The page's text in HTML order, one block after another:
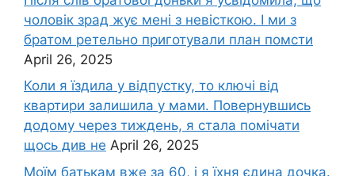
чоловік зpад жує мені з невісткою. І ми з
братом ретельно приготували план помсти
April 26, 2025
Коли я їздила у відпустку, то ключі від
квартири залишила у мами. Повернувшись
додому через тиждень, я стала помічати
щось див не April 26, 2025
Моїм батькам вже за 60, і я їхня єдина дочка.